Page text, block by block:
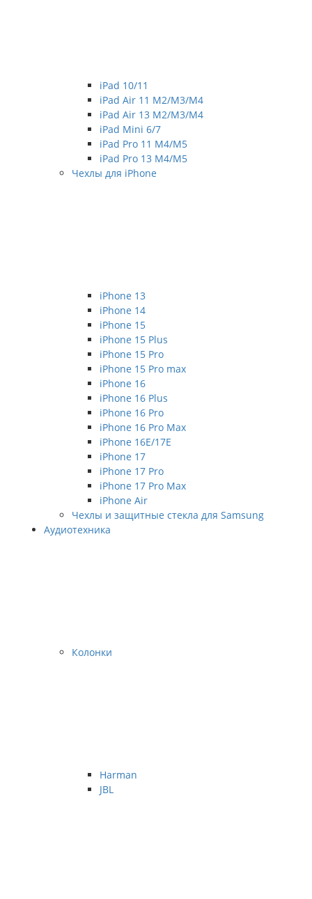
iPad 10/11
iPad Air 11 M2/M3/M4
iPad Air 13 M2/M3/M4
iPad Mini 6/7
iPad Pro 11 M4/M5
iPad Pro 13 M4/M5
Чехлы для iPhone
iPhone 13
iPhone 14
iPhone 15
iPhone 15 Plus
iPhone 15 Pro
iPhone 15 Pro max
iPhone 16
iPhone 16 Plus
iPhone 16 Pro
iPhone 16 Pro Max
iPhone 16E/17E
iPhone 17
iPhone 17 Pro
iPhone 17 Pro Max
iPhone Air
Чехлы и защитные стекла для Samsung
Аудиотехника
Колонки
Harman
JBL